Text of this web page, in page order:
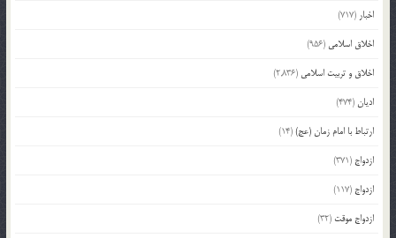
اخبار (717)
اخلاق اسلامی (956)
اخلاق و تربیت اسلامی (2,836)
ادیان(474)
ارتباط با امام زمان (عج)(14)
ازدواج (371)
ازدواج (117)
ازدواج موقت (32)